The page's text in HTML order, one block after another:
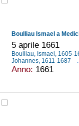
Boulliau Ismael a
5 aprile 1661
Boulliau, Ismael, 1605-
Johannes, 1611-1687
Anno: 1661